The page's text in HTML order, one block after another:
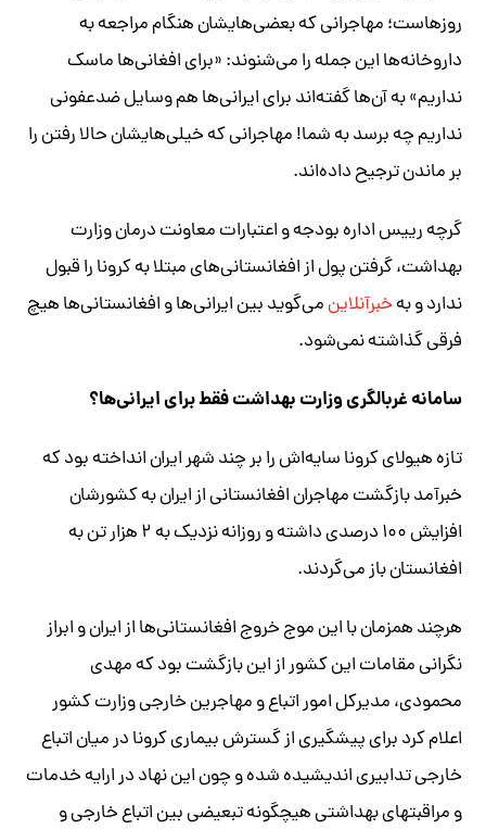
روزهاست؛ مهاجرانی که بعضی‌هایشان هنگام مراجعه به
داروخانه‌ها این جمله را می‌شنوند: «برای افغانی‌ها ماسک
نداریم» به آن‌ها گفته‌اند برای ایرانی‌ها هم وسایل ضدعفونی
نداریم چه برسد به شما! مهاجرانی که خیلی‌هایشان حالا رفتن را
بر ماندن ترجیح داده‌اند.
گرچه رییس اداره بودجه و اعتبارات معاونت درمان وزارت
بهداشت، گرفتن پول از افغانستانی‌های مبتلا به کرونا را قبول
ندارد و بهخبرآنلاینمی‌گوید بین ایرانی‌ها و افغانستانی‌ها هیچ
فرقی گذاشته نمی‌شود.
سامانه غربالگری وزارت بهداشت فقط برای ایرانی‌ها؟
تازه هیولای کرونا سایه‌اش را بر چند شهر ایران انداخته بود که
خبرآمد بازگشت مهاجران افغانستانی از ایران به کشورشان
افزایش ۱۰۰ درصدی داشته و روزانه نزدیک به ۲ هزار تن به
افغانستان باز می‌گردند.
هرچند همزمان با این موج خروج افغانستانی‌ها از ایران و ابراز
نگرانی مقامات این کشور از این بازگشت بود که مهدی
محمودی، مدیرکل امور اتباع و مهاجرین خارجی وزارت کشور
اعلام کرد برای پیشگیری از گسترش بیماری کرونا در میان اتباع
خارجی تدابیری اندیشیده شده و چون این نهاد در ارایه خدمات
و مراقبتهای بهداشتی هیچگونه تبعیضی بین اتباع خارجی و